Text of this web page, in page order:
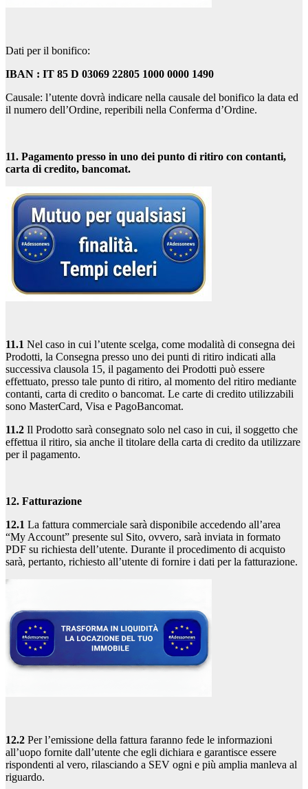
Dati per il bonifico:
IBAN : IT 85 D 03069 22805 1000 0000 1490
Causale: l’utente dovrà indicare nella causale del bonifico la data ed
il numero dell’Ordine, reperibili nella Conferma d’Ordine.
11. Pagamento presso in uno dei punto di ritiro con contanti,
carta di credito, bancomat.
11.1 Nel caso in cui l’utente scelga, come modalità di consegna dei
Prodotti, la Consegna presso uno dei punti di ritiro indicati alla
successiva clausola 15, il pagamento dei Prodotti può essere
effettuato, presso tale punto di ritiro, al momento del ritiro mediante
contanti, carta di credito o bancomat. Le carte di credito utilizzabili
sono MasterCard, Visa e PagoBancomat.
11.2 Il Prodotto sarà consegnato solo nel caso in cui, il soggetto che
effettua il ritiro, sia anche il titolare della carta di credito da utilizzare
per il pagamento.
12. Fatturazione
12.1 La fattura commerciale sarà disponibile accedendo all’area
“My Account” presente sul Sito, ovvero, sarà inviata in formato
PDF su richiesta dell’utente. Durante il procedimento di acquisto
sarà, pertanto, richiesto all’utente di fornire i dati per la fatturazione.
12.2 Per l’emissione della fattura faranno fede le informazioni
all’uopo fornite dall’utente che egli dichiara e garantisce essere
rispondenti al vero, rilasciando a SEV ogni e più amplia manleva al
riguardo.